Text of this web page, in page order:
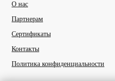
О нас
Партнерам
Сертификаты
Контакты
Политика конфиденциальности